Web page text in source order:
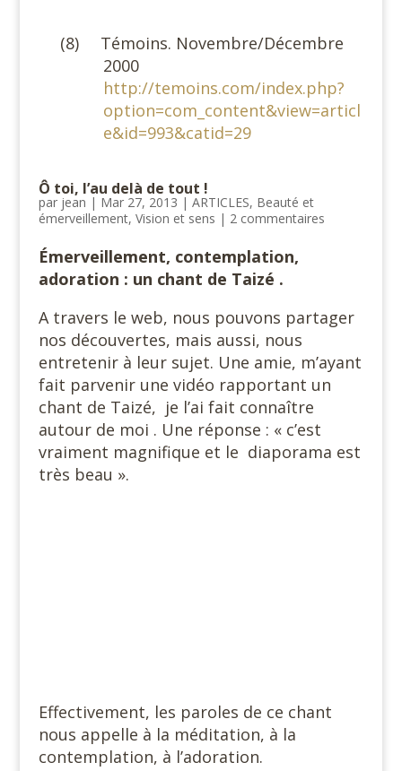
(8)
Témoins. Novembre/Décembre
2000
http://temoins.com/index.php?
option=com_content&view=articl
e&id=993&catid=29
Ô toi, l’au delà de tout !
par jean | Mar 27, 2013 | ARTICLES, Beauté et
émerveillement, Vision et sens | 2 commentaires
Émerveillement, contemplation,
adoration : un chant de Taizé .
A travers le web, nous pouvons partager
nos découvertes, mais aussi, nous
entretenir à leur sujet. Une amie, m’ayant
fait parvenir une vidéo rapportant un
chant de Taizé, je l’ai fait connaître
autour de moi . Une réponse : « c’est
vraiment magnifique et le diaporama est
très beau ».
Effectivement, les paroles de ce chant
nous appelle à la méditation, à la
contemplation, à l’adoration.